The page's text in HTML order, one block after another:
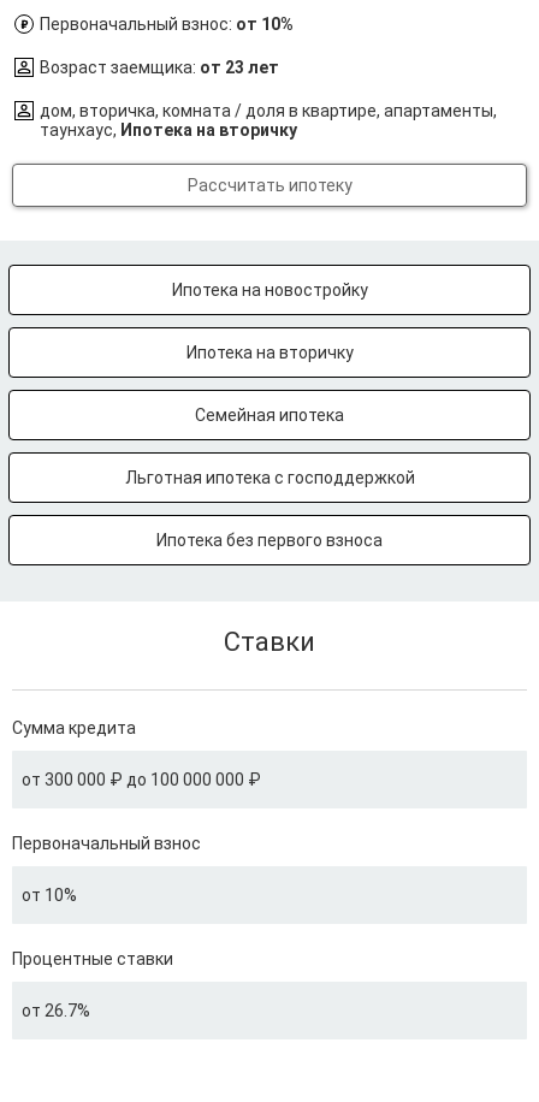
Первоначальный взнос: от 10%
Возраст заемщика: от 23 лет
дом, вторичка, комната / доля в квартире, апартаменты,
таунхаус, Ипотека на вторичку
Рассчитать ипотеку
Ипотека на новостройку
Ипотека на вторичку
Семейная ипотека
Льготная ипотека с господдержкой
Ипотека без первого взноса
Ставки
Сумма кредита
от 300 000 ₽ до 100 000 000 ₽
Первоначальный взнос
от 10%
Процентные ставки
от 26.7%